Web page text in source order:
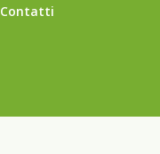
Contatti